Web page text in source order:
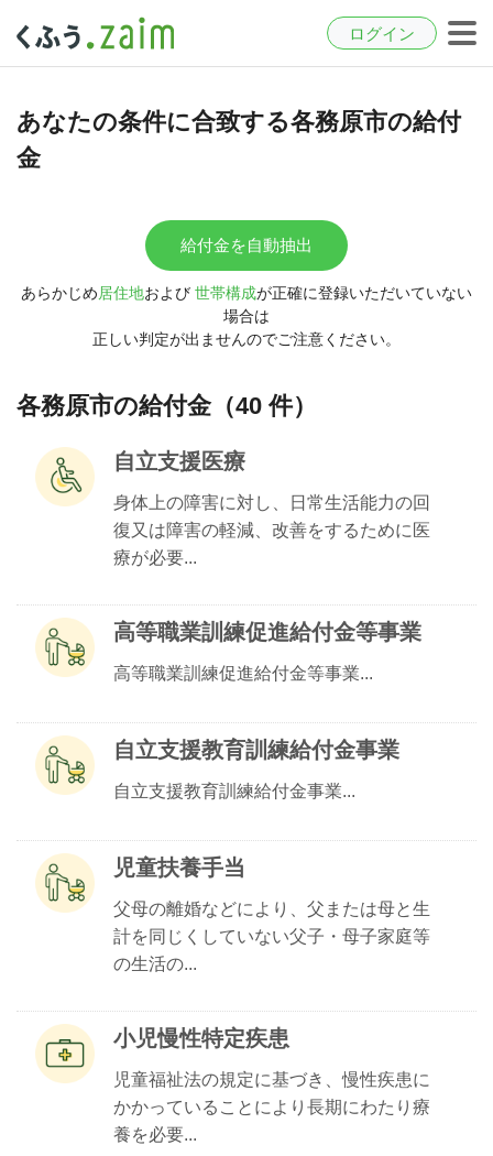
ログイン
あなたの条件に合致する各務原市の給付
金
給付金を自動抽出
あらかじめ居住地および 世帯構成が正確に登録いただいていない
場合は
正しい判定が出ませんのでご注意ください。
各務原市の給付金（40 件）
自立支援医療
身体上の障害に対し、日常生活能力の回
復又は障害の軽減、改善をするために医
療が必要...
高等職業訓練促進給付金等事業
高等職業訓練促進給付金等事業...
自立支援教育訓練給付金事業
自立支援教育訓練給付金事業...
児童扶養手当
父母の離婚などにより、父または母と生
計を同じくしていない父子・母子家庭等
の生活の...
小児慢性特定疾患
児童福祉法の規定に基づき、慢性疾患に
かかっていることにより長期にわたり療
養を必要...